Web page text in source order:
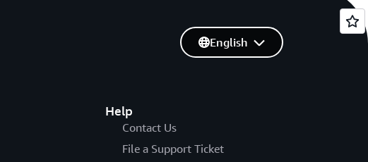
Help
Contact Us
File a Support Ticket
English